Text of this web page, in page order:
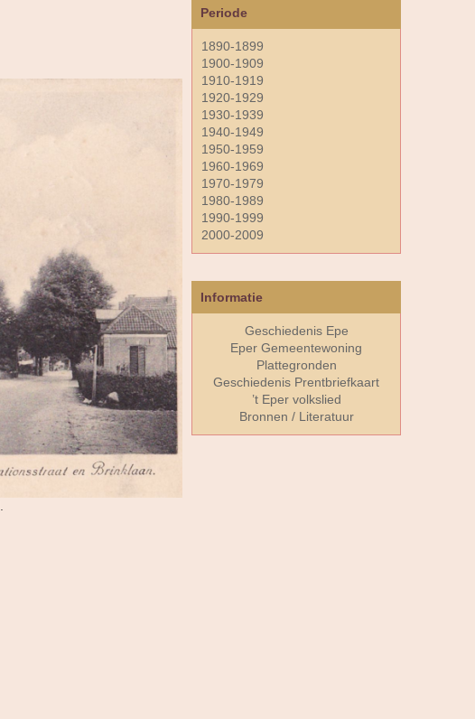
Periode
1890-1899
1900-1909
1910-1919
1920-1929
1930-1939
1940-1949
1950-1959
1960-1969
1970-1979
1980-1989
1990-1999
2000-2009
Informatie
Geschiedenis Epe
Eper Gemeentewoning
Plattegronden
Geschiedenis Prentbriefkaart
’t Eper volkslied
Bronnen / Literatuur